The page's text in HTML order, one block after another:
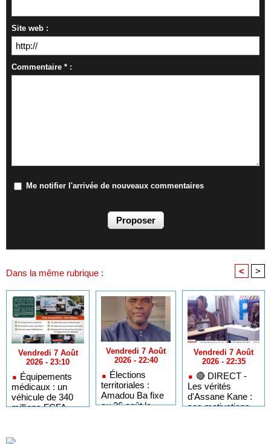
Site web :
Commentaire * :
Me notifier l'arrivée de nouveaux commentaires
Dans la même rubrique : < >
Vendredi 7 Août
2026 - 23:10
Équipements
médicaux : un
véhicule de 340
millions FCFA
Sénégal
Vendredi 7 Août
2026 - 22:40
Élections
territoriales :
Amadou Ba fixe
au 26 août le
Vendredi 7 Août
2026 - 22:35
🔴​ DIRECT -
Les vérités
d'Assane Kane :
ses motivations,